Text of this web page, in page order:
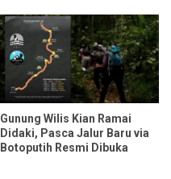
Gunung Wilis Kian Ramai
Didaki, Pasca Jalur Baru via
Botoputih Resmi Dibuka